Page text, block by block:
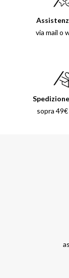
via mail o
sopra